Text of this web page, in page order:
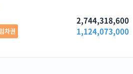
차권
2,744,318,600
1,124,073,000